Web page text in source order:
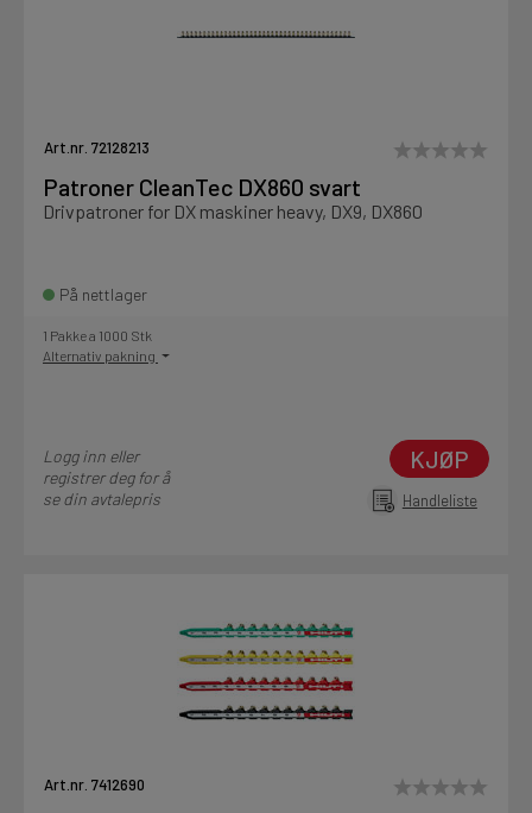
Art.nr. 72128213
Patroner CleanTec DX860 svart
Drivpatroner for DX maskiner heavy, DX9, DX860
På nettlager
1 Pakke a 1000 Stk
Alternativ pakning
Logg inn eller
registrer deg for å
se din avtalepris
KJØP
Handleliste
Art.nr. 7412690